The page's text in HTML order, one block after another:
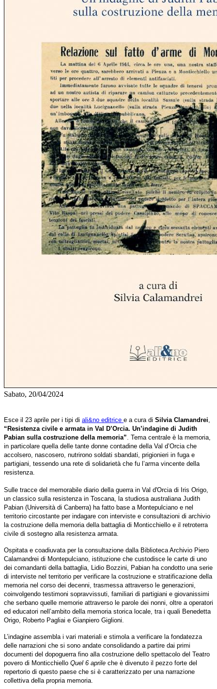
Sabato, 20/04/2024
Esce il 23 aprile per i tipi di ali&no editrice e a cura di Silvia Clamandrei,
“Resistenza civile e armata in Val D’Orcia. Un’indagine di Judith
Pabian sulla costruzione della memoria”. Tema centrale è la memoria,
in particolare quella delle tante donne contadine della Val d’Orcia che
accolsero, nascosero, nutrirono soldati sbandati, prigionieri in fuga e
partigiani, tessendo una rete di solidarietà che fu l’arma vincente della
resistenza.
Sulle tracce del memorabile diario della guerra in Val d'Orcia di Iris Origo,
un classico sulla resistenza in Toscana, la studiosa australiana Judith
Pabian (Università di Canberra) ha fatto base a Montepulciano e nel
territorio circostante per indagare con interviste e consultazioni di archivio
la costruzione della memoria della battaglia di Monticchiello e il retroterra
civile di sostegno alla resistenza armata.
Ospitata e coadiuvata per la consultazione dalla Biblioteca Archivio Piero
Calamandrei di Montepulciano, istituzione che custodisce le carte di uno
dei comandanti della battaglia, Lidio Bozzini, Pabian ha condotto una serie
di interviste nel territorio per verificare la costruzione e stratificazione della
memoria nel corso dei decenni, trasmessa attraverso le generazioni,
coinvolgendo testimoni sopravvissuti, familiari di partigiani e giovanissimi
che serbano quelle memorie attraverso le parole dei nonni, oltre a operatori
ed educatori nell’ambito della memoria storica locale, tra i quali Benedetta
Origo, Roberto Pagliai e Gianpiero Giglioni.
L’indagine assembla i vari materiali e stimola a verificare la fondatezza
delle narrazioni che si sono andate consolidando a partire dai primi
documenti del dopoguerra fino alla costruzione dello spettacolo del Teatro
povero di Monticchiello Quel 6 aprile che è divenuto il pezzo forte del
repertorio di questo paese che si è caratterizzato per una narrazione
collettiva della propria memoria.